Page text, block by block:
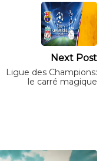
Next Post
Ligue des Champions:
le carré magique